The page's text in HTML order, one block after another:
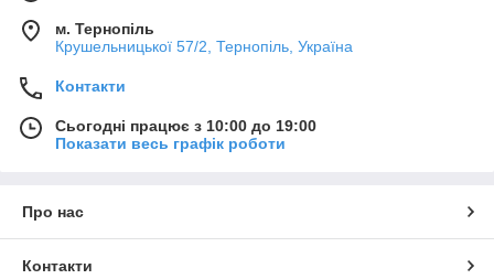
м. Тернопіль
Крушельницької 57/2, Тернопіль, Україна
Контакти
Сьогодні працює з 10:00 до 19:00
Показати весь графік роботи
Про нас
Контакти